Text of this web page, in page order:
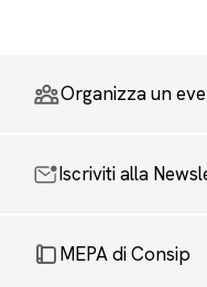
Organizza un
Iscriviti alla
MEPA di Consip